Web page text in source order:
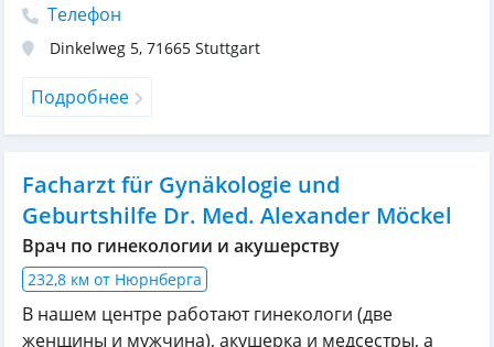
Телефон
Dinkelweg 5, 71665 Stuttgart
Подробнее
Facharzt für Gynäkologie und
Geburtshilfe Dr. Med. Alexander Möckel
Врач по гинекологии и акушерству
232,8 км от Нюрнберга
В нашем центре работают гинекологи (две
женщины и мужчина), акушерка и медсестры, а